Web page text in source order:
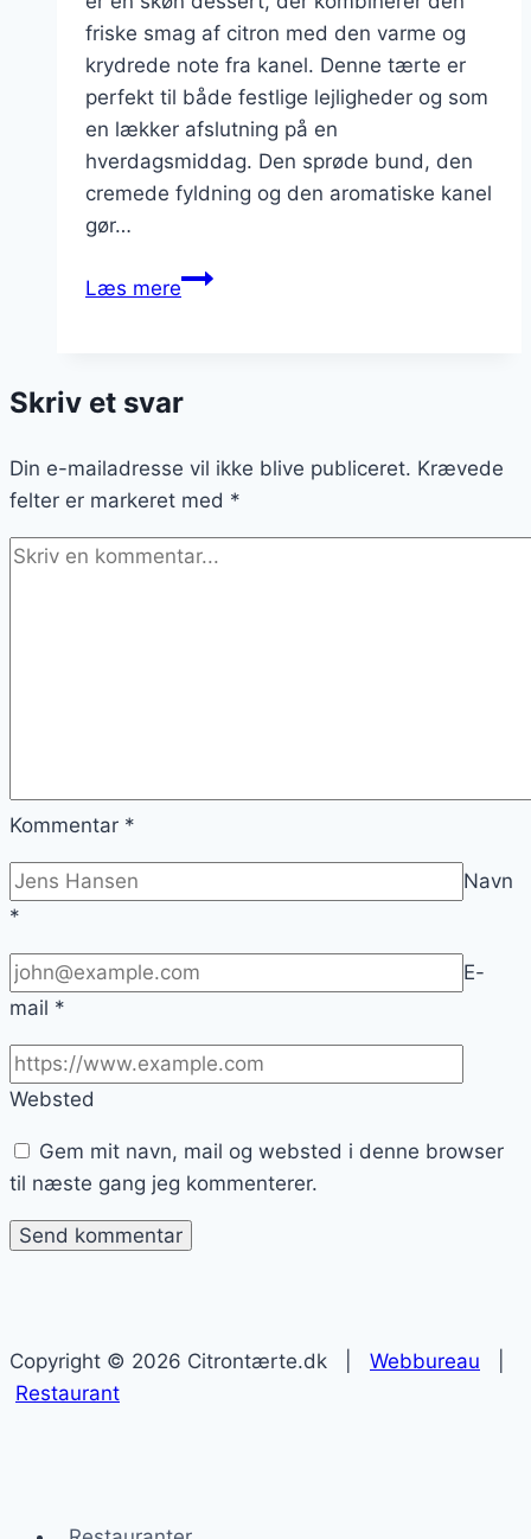
friske smag af citron med den varme og
krydrede note fra kanel. Denne tærte er
perfekt til både festlige lejligheder og som
en lækker afslutning på en
hverdagsmiddag. Den sprøde bund, den
cremede fyldning og den aromatiske kanel
gør…
Læs mereCitrontærte
krydret
Skriv et svar
Din e-mailadresse vil ikke blive publiceret. Krævede
felter er markeret med *
Kommentar *
Navn
*
E-
mail *
Websted
Gem mit navn, mail og websted i denne browser
til næste gang jeg kommenterer.
Copyright © 2026 Citrontærte.dk | Webbureau
Restaurant